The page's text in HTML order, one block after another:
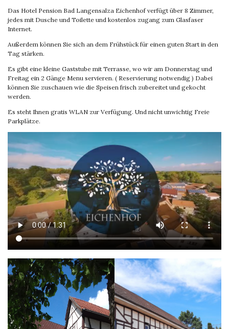
Das Hotel Pension Bad Langensalza Eichenhof verfügt über 8 Zimmer,
jedes mit Dusche und Toilette und kostenlos zugang zum Glasfaser
Internet.
Außerdem können Sie sich an dem Frühstück für einen guten Start in den
Tag stärken.
Es gibt eine kleine Gaststube mit Terrasse, wo wir am Donnerstag und
Freitag ein 2 Gänge Menu servieren. ( Reservierung notwendig ) Dabei
können Sie zuschauen wie die Speisen frisch zubereitet und gekocht
werden.
Es steht Ihnen gratis WLAN zur Verfügung. Und nicht unwichtig Freie
Parkplätze.